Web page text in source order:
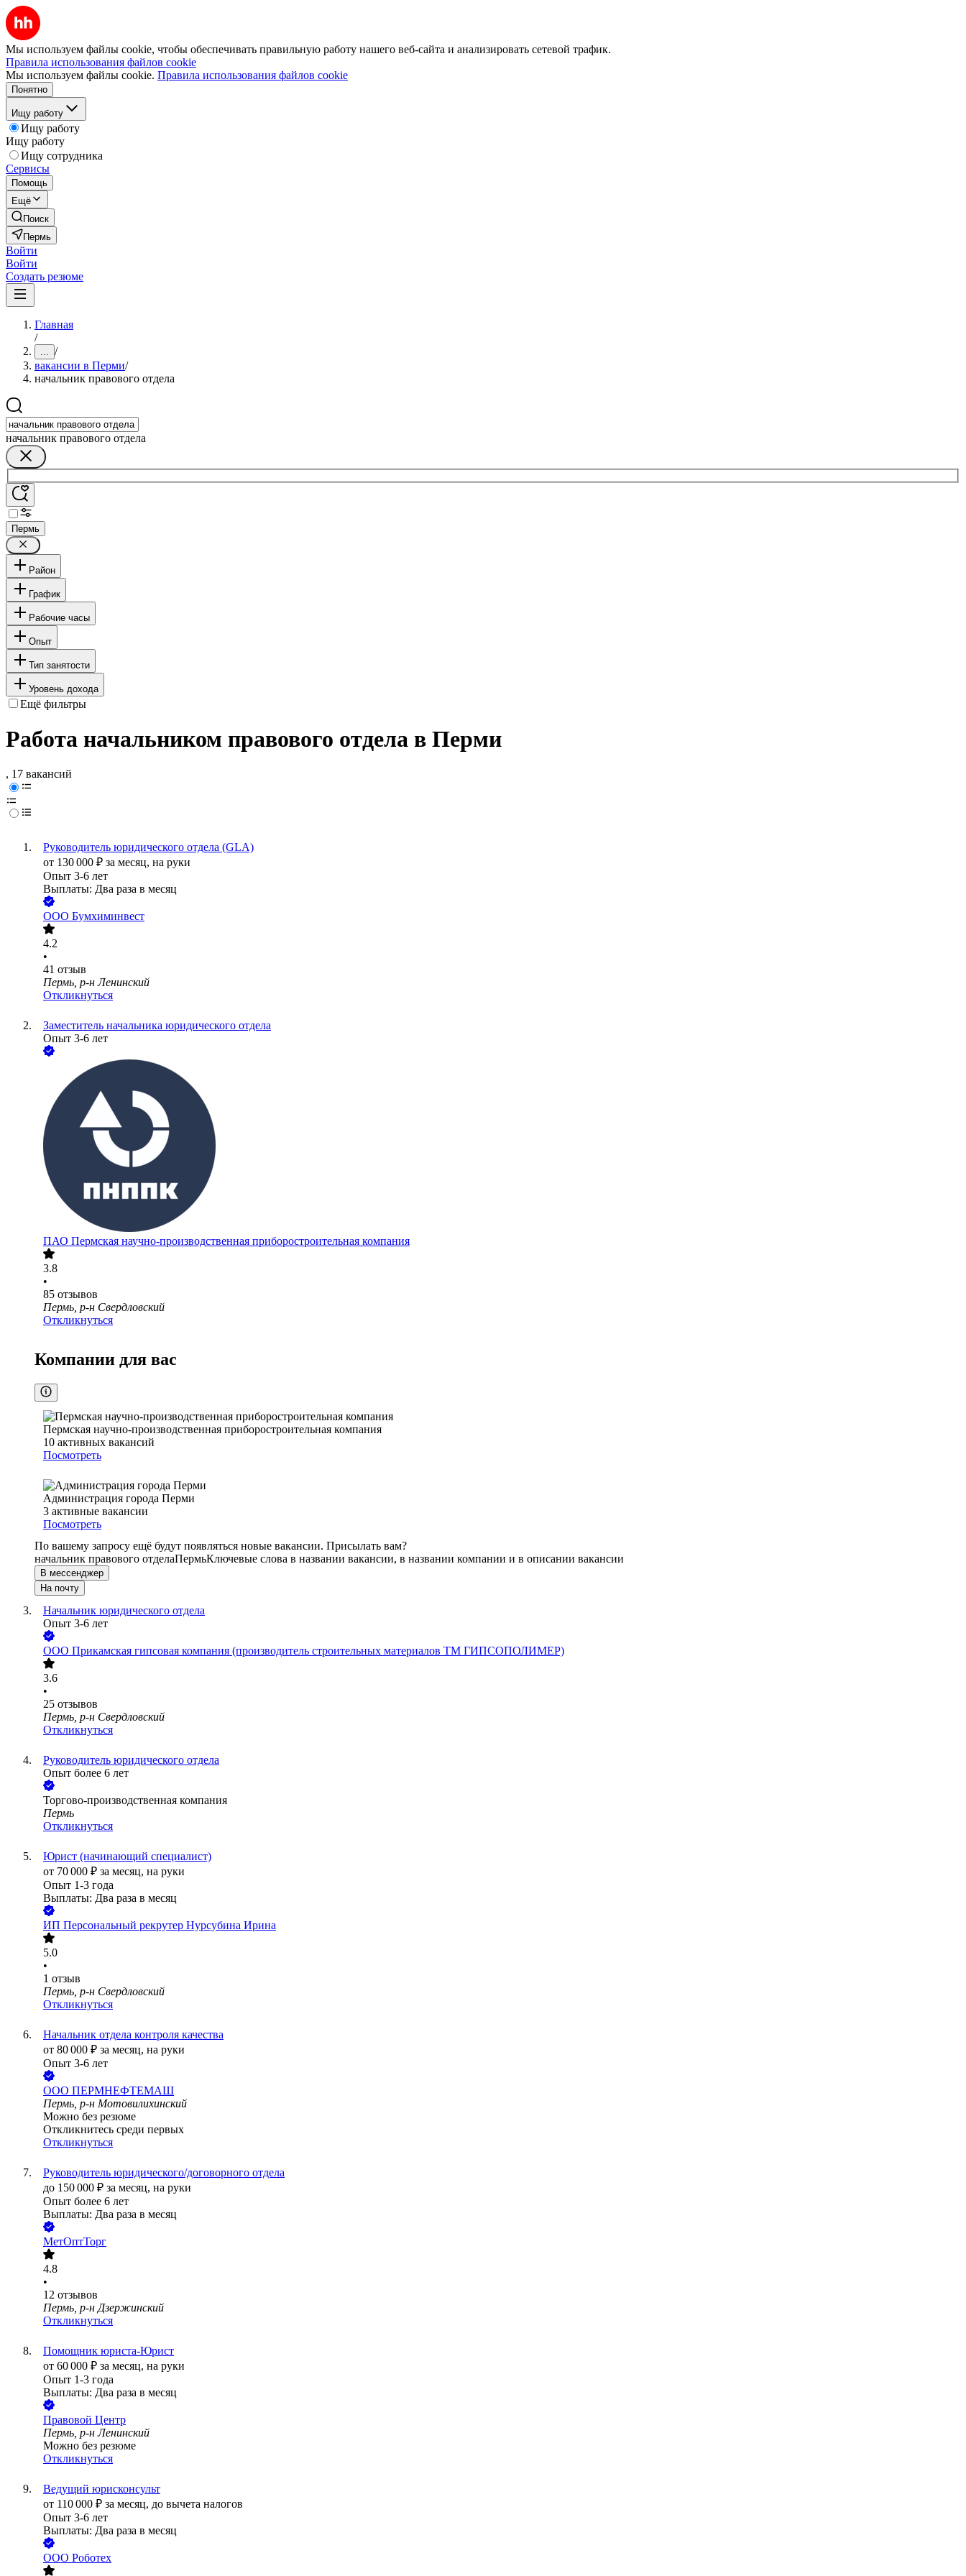
Мы используем файлы cookie, чтобы обеспечивать правильную работу нашего веб-сайта и анализировать сетевой трафик.
Правила использования файлов cookie
Мы используем файлы cookie. Правила использования файлов cookie
Понятно
Ищу работу
Ищу работу
Ищу работу
Ищу сотрудника
Сервисы
Помощь
Ещё
Поиск
Пермь
Войти
Войти
Создать резюме
Главная
/
... /
вакансии в Перми/
начальник правового отдела
начальник правового отдела
Пермь
Район
График
Рабочие часы
Опыт
Тип занятости
Уровень дохода
Ещё фильтры
Работа начальником правового отдела в Перми
, 17 вакансий
Руководитель юридического отдела (GLA)
от 130 000 ₽ за месяц, на руки
Опыт 3-6 лет
Выплаты: Два раза в месяц
ООО Бумхиминвест
4.2
•
41 отзыв
Пермь, р-н Ленинский
Откликнуться
Заместитель начальника юридического отдела
Опыт 3-6 лет
ПАО Пермская научно-производственная приборостроительная компания
3.8
•
85 отзывов
Пермь, р-н Свердловский
Откликнуться
Компании для вас
Пермская научно-производственная приборостроительная компания
10 активных вакансий
Посмотреть
Администрация города Перми
3 активные вакансии
Посмотреть
По вашему запросу ещё будут появляться новые вакансии. Присылать вам?
начальник правового отделаПермьКлючевые слова в названии вакансии, в названии компании и в описании вакансии
В мессенджер
На почту
Начальник юридического отдела
Опыт 3-6 лет
ООО Прикамская гипсовая компания (производитель строительных материалов ТМ ГИПСОПОЛИМЕР)
3.6
•
25 отзывов
Пермь, р-н Свердловский
Откликнуться
Руководитель юридического отдела
Опыт более 6 лет
Торгово-производственная компания
Пермь
Откликнуться
Юрист (начинающий специалист)
от 70 000 ₽ за месяц, на руки
Опыт 1-3 года
Выплаты: Два раза в месяц
ИП Персональный рекрутер Нурсубина Ирина
5.0
•
1 отзыв
Пермь, р-н Свердловский
Откликнуться
Начальник отдела контроля качества
от 80 000 ₽ за месяц, на руки
Опыт 3-6 лет
ООО ПЕРМНЕФТЕМАШ
Пермь, р-н Мотовилихинский
Можно без резюме
Откликнитесь среди первых
Откликнуться
Руководитель юридического/договорного отдела
до 150 000 ₽ за месяц, на руки
Опыт более 6 лет
Выплаты: Два раза в месяц
МетОптТорг
4.8
•
12 отзывов
Пермь, р-н Дзержинский
Откликнуться
Помощник юриста-Юрист
от 60 000 ₽ за месяц, на руки
Опыт 1-3 года
Выплаты: Два раза в месяц
Правовой Центр
Пермь, р-н Ленинский
Можно без резюме
Откликнуться
Ведущий юрисконсульт
от 110 000 ₽ за месяц, до вычета налогов
Опыт 3-6 лет
Выплаты: Два раза в месяц
ООО Роботех